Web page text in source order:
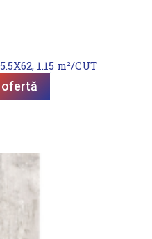
1.15 m²/CUT
ofertă